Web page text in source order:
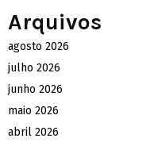
Arquivos
agosto 2026
julho 2026
junho 2026
maio 2026
abril 2026